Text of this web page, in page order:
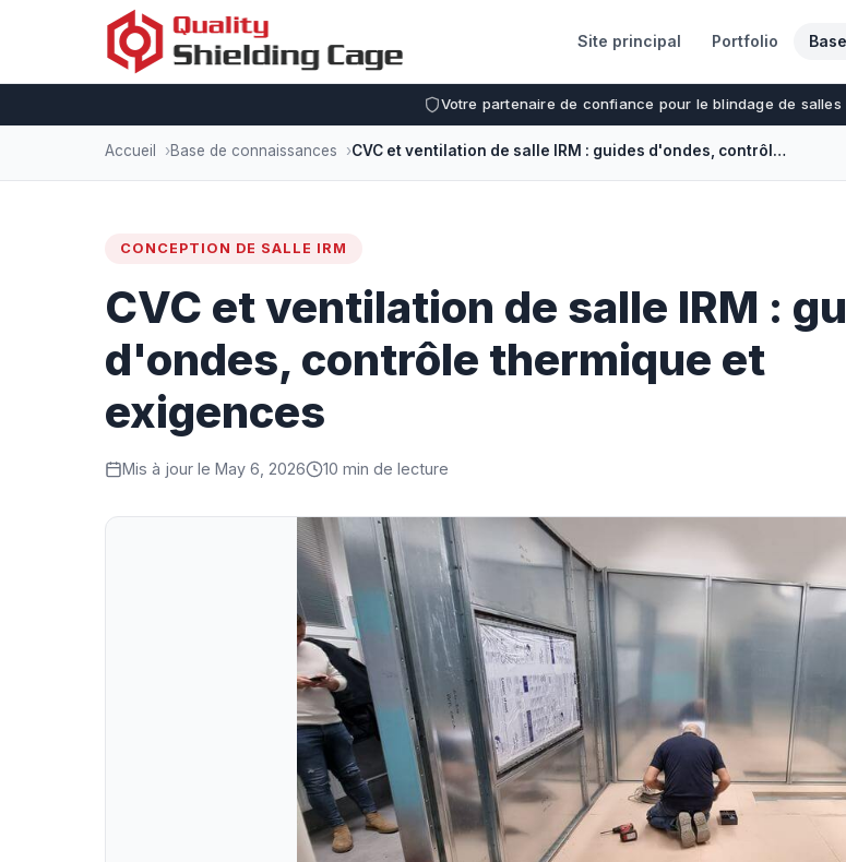
Site principal Portfolio
Votre partenaire de confiance pour le blindage de salles
Accueil Base de connaissances CVC et ventilation de salle IRM : guides d'ondes, contrôle thermique et exigences
CONCEPTION DE SALLE IRM
CVC et ventilation de salle IRM :
d'ondes, contrôle thermique et
exigences
Mis à jour le May 6, 2026 10 min de lecture